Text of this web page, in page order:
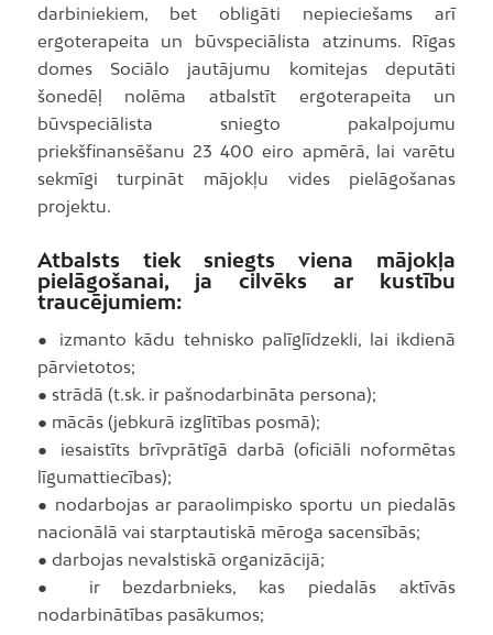
darbiniekiem, bet obligāti nepieciešams arī
ergoterapeita un būvspeciālista atzinums. Rīgas
domes Sociālo jautājumu komitejas deputāti
šonedēļ nolēma atbalstīt ergoterapeita un
būvspeciālista sniegto pakalpojumu
priekšfinansēšanu 23 400 eiro apmērā, lai varētu
sekmīgi turpināt mājokļu vides pielāgošanas
projektu.
Atbalsts tiek sniegts viena mājokļa
pielāgošanai, ja cilvēks ar kustību
traucējumiem:
● izmanto kādu tehnisko palīglīdzekli, lai ikdienā
pārvietotos;
● strādā (t.sk. ir pašnodarbināta persona);
● mācās (jebkurā izglītības posmā);
● iesaistīts brīvprātīgā darbā (oficiāli noformētas
līgumattiecības);
● nodarbojas ar paraolimpisko sportu un piedalās
nacionālā vai starptautiskā mēroga sacensībās;
● darbojas nevalstiskā organizācijā;
● ir bezdarbnieks, kas piedalās aktīvās
nodarbinātības pasākumos;